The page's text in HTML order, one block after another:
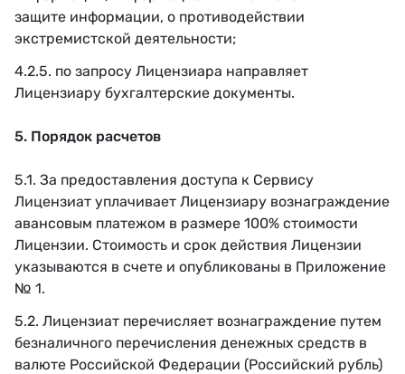
защите информации, о противодействии
экстремистской деятельности;
4.2.5. по запросу Лицензиара направляет
Лицензиару бухгалтерские документы.
5. Порядок расчетов
5.1. За предоставления доступа к Сервису
Лицензиат уплачивает Лицензиару вознаграждение
авансовым платежом в размере 100% стоимости
Лицензии. Стоимость и срок действия Лицензии
указываются в счете и опубликованы в Приложение
№ 1.
5.2. Лицензиат перечисляет вознаграждение путем
безналичного перечисления денежных средств в
валюте Российской Федерации (Российский рубль)